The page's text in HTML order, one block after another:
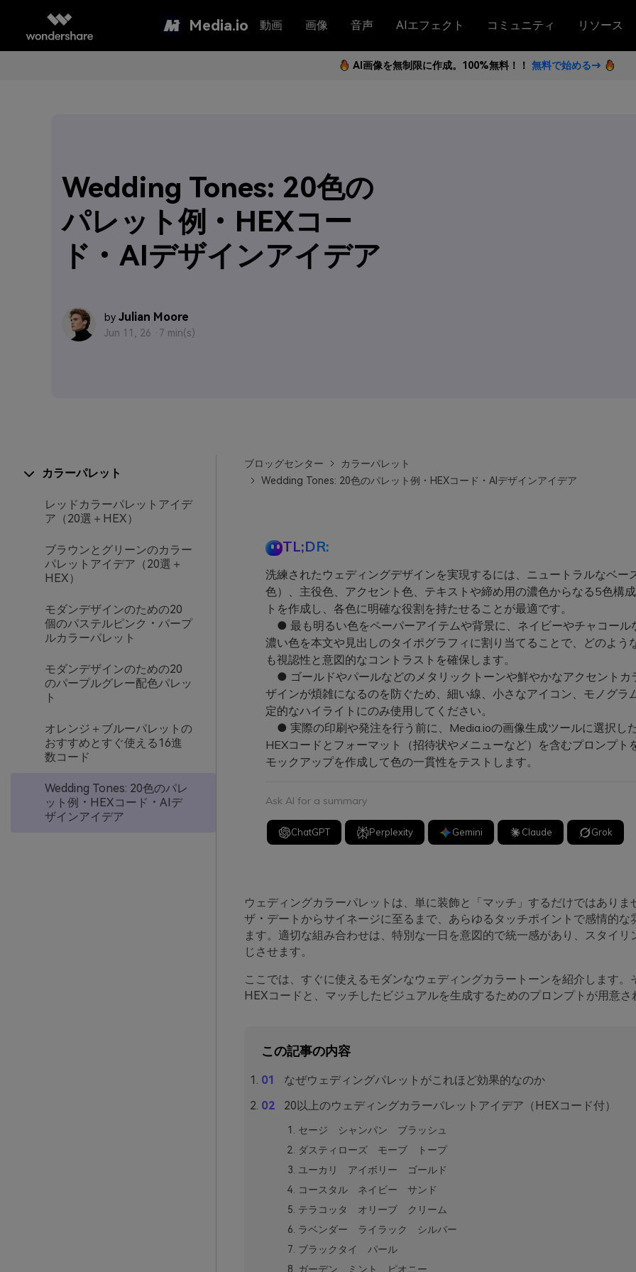
Media.io 動画 画像 音声 AIエフェクト コミュニティ リソース
AI画像を無制限に作成。100%無料！！ 無料で始める→
Wedding Tones: 20色の
パレット例・HEXコー
ド・AIデザインアイデア
by Julian Moore
Jun 11, 26 · 7 min(s)
カラーパレット
レッドカラーパレットアイデ
ア（20選＋HEX）
ブラウンとグリーンのカラー
パレットアイデア（20選＋
HEX）
モダンデザインのための20
個のパステルピンク・パープ
ルカラーパレット
モダンデザインのための20
のパープルグレー配色パレッ
ト
オレンジ＋ブルーパレットの
おすすめとすぐ使える16進
数コード
Wedding Tones: 20色のパレ
ット例・HEXコード・AIデ
ザインアイデア
ブロッグセンター
カラーパレット
Wedding Tones: 20色のパレット例・HEXコード・AIデザインアイデア
TL;DR:
洗練されたウェディングデザインを実現するには、ニュートラルなベー
色）、主役色、アクセント色、テキストや締め用の濃色からなる5色構
トを作成し、各色に明確な役割を持たせることが最適です。
● 最も明るい色をペーパーアイテムや背景に、ネイビーやチャコール
濃い色を本文や見出しのタイポグラフィに割り当てることで、どのよう
も視認性と意図的なコントラストを確保します。
● ゴールドやパールなどのメタリックトーンや鮮やかなアクセントカ
ザインが煩雑になるのを防ぐため、細い線、小さなアイコン、モノグラ
定的なハイライトにのみ使用してください。
● 実際の印刷や発注を行う前に、Media.ioの画像生成ツールに選択し
HEXコードとフォーマット（招待状やメニューなど）を含むプロンプト
モックアップを作成して色の一貫性をテストします。
Ask AI for a summary
ChatGPT Perplexity Gemini Claude Grok
ウェディングカラーパレットは、単に装飾と「マッチ」するだけではありま
ザ・デートからサイネージに至るまで、あらゆるタッチポイントで感情的な
ます。適切な組み合わせは、特別な一日を意図的で統一感があり、スタイリ
じさせます。
ここでは、すぐに使えるモダンなウェディングカラートーンを紹介します。
HEXコードと、マッチしたビジュアルを生成するためのプロンプトが用意さ
この記事の内容
なぜウェディングパレットがこれほど効果的なのか
20以上のウェディングカラーパレットアイデア（HEXコード付）
セージ シャンパン ブラッシュ
ダスティローズ モーブ トープ
ユーカリ アイボリー ゴールド
コースタル ネイビー サンド
テラコッタ オリーブ クリーム
ラベンダー ライラック シルバー
ブラックタイ パール
ガーデン ミント ピオニー